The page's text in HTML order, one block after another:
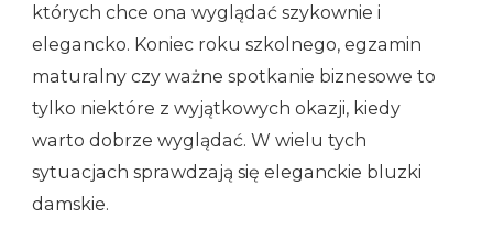
których chce ona wyglądać szykownie i
elegancko. Koniec roku szkolnego, egzamin
maturalny czy ważne spotkanie biznesowe to
tylko niektóre z wyjątkowych okazji, kiedy
warto dobrze wyglądać. W wielu tych
sytuacjach sprawdzają się eleganckie bluzki
damskie.